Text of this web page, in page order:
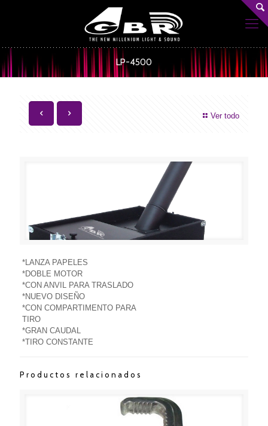
LP-4500
Ver todo
*LANZA PAPELES
*DOBLE MOTOR
*CON ANVIL PARA TRASLADO
*NUEVO DISEÑO
*CON COMPARTIMENTO PARA
TIRO
*GRAN CAUDAL
*TIRO CONSTANTE
Productos relacionados